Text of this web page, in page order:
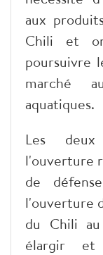
aux
Chili et
poursuivre
marché
aquatiques.
Les
l'ouverture
de
l'ouverture
du Chili
élargir